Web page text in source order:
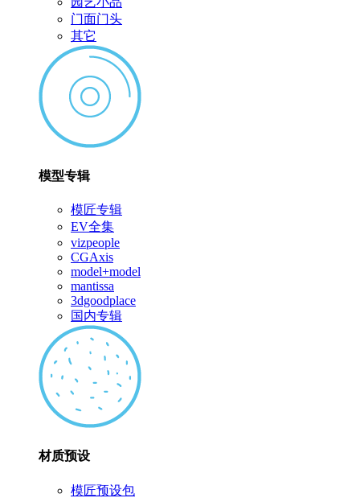
门面门头
其它
模型专辑
模匠专辑
EV全集
vizpeople
CGAxis
model+model
mantissa
3dgoodplace
国内专辑
材质预设
模匠预设包